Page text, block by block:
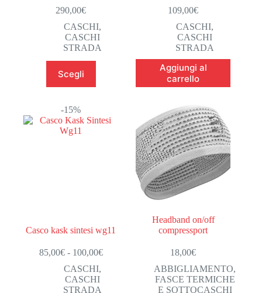
290,00€
CASCHI,
CASCHI
STRADA
Scegliprodotto
ha
varianti.
Le
opzioni
possono
109,00€
CASCHI,
CASCHI
STRADA
Aggiungi al
carrello
-15%
Casco kask sintesi wg11
85,00€ - 100,00€Fascia
CASCHI,
CASCHI
STRADA
Headband on/off
compressport
18,00€
ABBIGLIAMENTO,
FASCE TERMICHE
E SOTTOCASCHI